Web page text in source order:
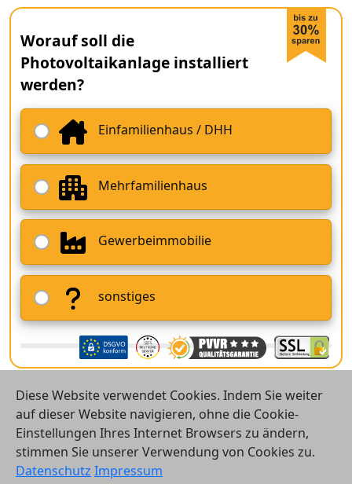
Worauf soll die
Photovoltaikanlage installiert
werden?
Einfamilienhaus / DHH
Mehrfamilienhaus
Gewerbeimmobilie
sonstiges
© 2026 Vergleichsrechner24 GmbH
Diese Website verwendet Cookies. Indem Sie weiter
auf dieser Website navigieren, ohne die Cookie-
Einstellungen Ihres Internet Browsers zu ändern,
stimmen Sie unserer Verwendung von Cookies zu.
Datenschutz Impressum